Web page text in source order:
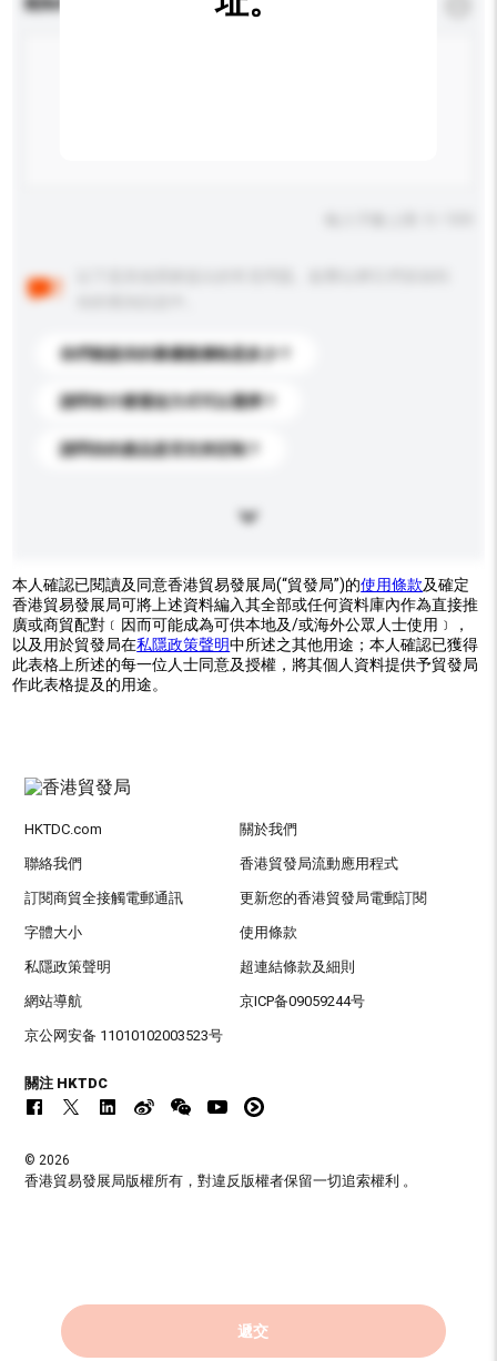
你們能提供的最優惠價格是多少？
請問有什麼運送方式可以選擇？
請問你的產品是否支持定制？
本人確認已閱讀及同意香港貿易發展局(“貿發局”)的使用條款及確定
香港貿易發展局可將上述資料編入其全部或任何資料庫內作為直接推
廣或商貿配對﹝因而可能成為可供本地及/或海外公眾人士使用﹞，
以及用於貿發局在私隱政策聲明中所述之其他用途；本人確認已獲得
此表格上所述的每一位人士同意及授權，將其個人資料提供予貿發局
作此表格提及的用途。
遞交
HKTDC.com 關於我們
聯絡我們 香港貿發局流動應用程式
訂閱商貿全接觸電郵通訊 更新您的香港貿發局電郵訂閱
字體大小 使用條款
私隱政策聲明 超連結條款及細則
網站導航 京ICP备09059244号
京公网安备 11010102003523号
關注 HKTDC
© 2026
香港貿易發展局版權所有，對違反版權者保留一切追索權利 。